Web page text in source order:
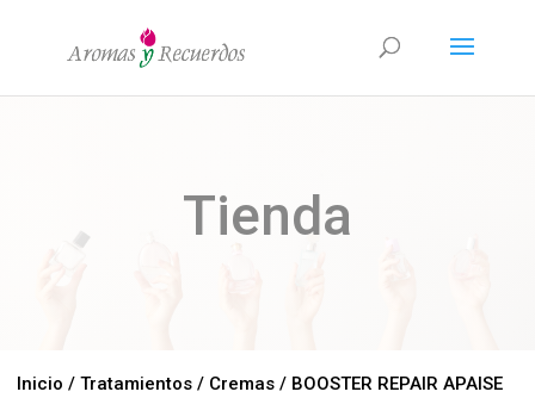
Tienda
Inicio / Tratamientos / Cremas / BOOSTER REPAIR APAISE